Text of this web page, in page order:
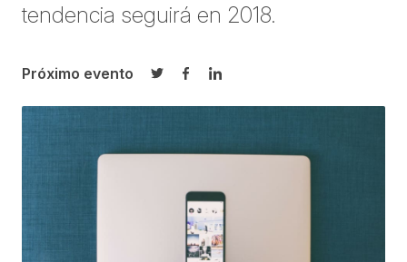
tendencia seguirá en 2018.
Próximo evento
Compartir en Twitter
Compartir en Facebook
Compartir en LinkedIn